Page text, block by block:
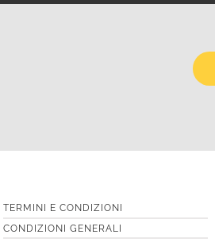
TERMINI E CONDIZIONI
CONDIZIONI GENERALI